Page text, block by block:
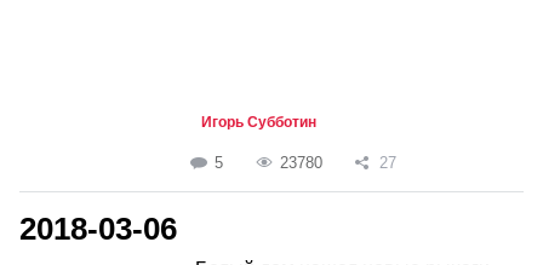
Игорь Субботин
5 23780 27
2018-03-06